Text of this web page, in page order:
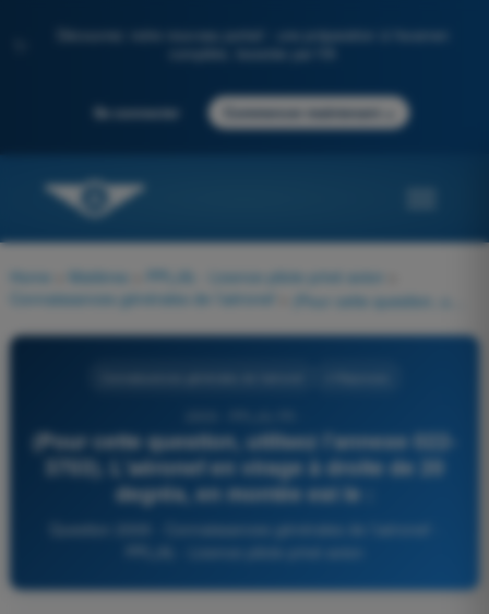
Découvrez notre nouveau portail : une préparation à l'examen
Se connecter Commencer maintenant
Home Matières PPL(A) - Licence pilote privé avion
Connaissances générales de l’aéronef
(Pour cette question, utilisez l'annexe 022-
3703). L'aéronef en virage à droite de 20
degrés, en montée est le :